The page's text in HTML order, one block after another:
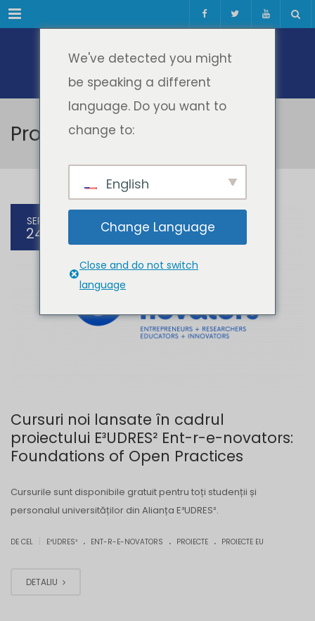
Meniul
Proiecte EU
SEP
24
Cursuri noi lansate în cadrul
proiectului E³UDRES² Ent-r-e-novators:
Foundations of Open Practices
Cursurile sunt disponibile gratuit pentru toți studenții și
personalul universităților din Alianța E³UDRES².
DE CEL E³UDRES² . ENT-R-E-NOVATORS . PROIECTE . PROIECTE EU
DETALIU
We've detected you might
be speaking a different
language. Do you want to
change to:
English
Change Language
Close and do not switch
language